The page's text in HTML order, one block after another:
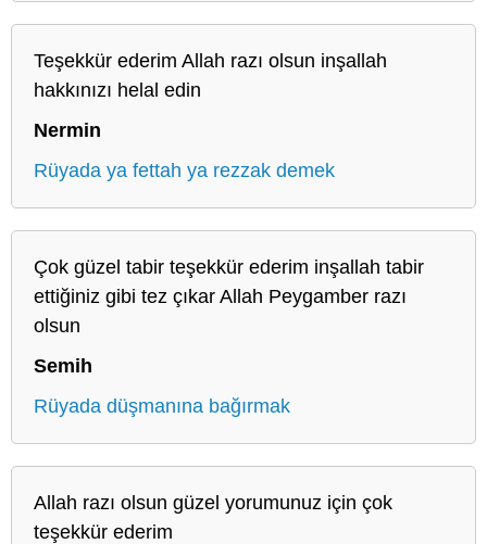
Teşekkür ederim Allah razı olsun inşallah
hakkınızı helal edin
Nermin
Rüyada ya fettah ya rezzak demek
Çok güzel tabir teşekkür ederim inşallah tabir
ettiğiniz gibi tez çıkar Allah Peygamber razı
olsun
Semih
Rüyada düşmanına bağırmak
Allah razı olsun güzel yorumunuz için çok
teşekkür ederim